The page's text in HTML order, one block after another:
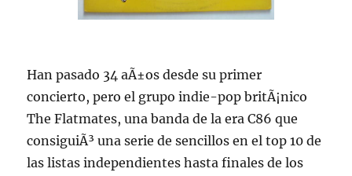
Han pasado 34 aÃ±os desde su primer
concierto, pero el grupo indie-pop britÃ¡nico
The Flatmates, una banda de la era C86 que
consiguiÃ³ una serie de sencillos en el top 10 de
las listas independientes hasta finales de los